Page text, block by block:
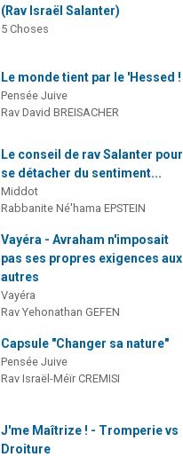
(Rav Israël Salanter)
5 Choses
Le monde tient par le 'Hessed !
Pensée Juive
Rav David BREISACHER
Le conseil de rav Salanter pour
se détacher du sentiment...
Middot
Rabbanite Né'hama EPSTEIN
Vayéra - Avraham n'imposait
pas ses propres exigences aux
autres
Vayéra
Rav Yehonathan GEFEN
Capsule "Changer sa nature"
Pensée Juive
Rav Israël-Méïr CREMISI
J'me Maîtrize ! - Tromperie vs
Droiture